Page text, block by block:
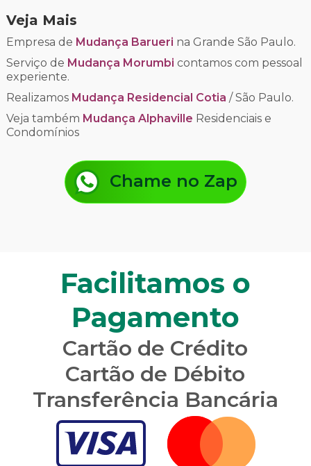
Veja Mais
Empresa de Mudança Barueri na Grande São Paulo.
Serviço de Mudança Morumbi contamos com pessoal
experiente.
Realizamos Mudança Residencial Cotia / São Paulo.
Veja também Mudança Alphaville Residenciais e
Condomínios
Chame no Zap
Facilitamos o
Pagamento
Cartão de Crédito
Cartão de Débito
Transferência Bancária